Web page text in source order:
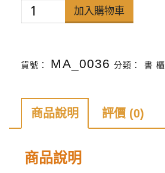
佛
陀
佛
法
與
超
加入購物車
貨號： MA_0036 分類： 書 櫃
商品說明 評價 (0)
商品說明